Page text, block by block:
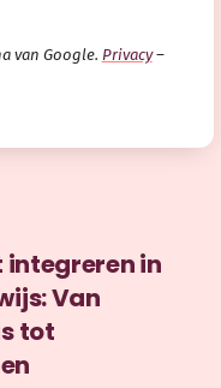
van Google. Privacy–
in
Van
tot